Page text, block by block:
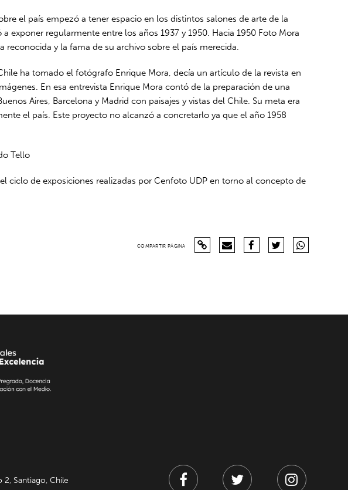
el país empezó a tener espacio en los distintos salones de arte de la
exponer regularmente entre los años 1937 y 1950. Hacia 1950 Foto Mora
reconocida y la fama de su archivo sobre el país merecida.
ha tomado el fotógrafo Enrique Mora, decía un artículo de la revista en
En esa entrevista Enrique Mora contó de la preparación de una
Aires, Barcelona y Madrid con paisajes y vistas del Chile. Su meta era
el país. Este proyecto no alcanzó a concretarlo ya que el año 1958
Tello
ciclo de exposiciones realizadas por Cenfoto UDP en torno al concepto de
COMPARTIR PÁGINA
2, Santiago, Chile